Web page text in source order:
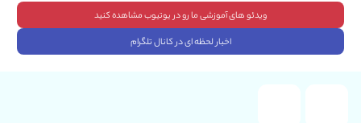
ویدئو های آموزشی ما رو در یوتیوب مشاهده کنید
اخبار لحظه ای در کانال تلگرام